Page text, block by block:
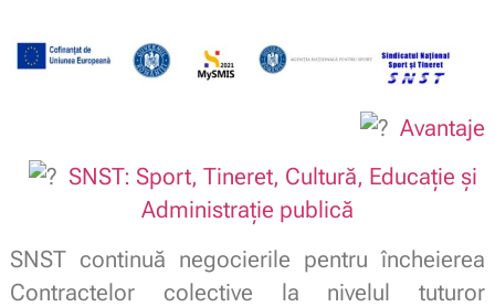
Avantaje
SNST: Sport, Tineret, Cultură, Educație și
Administrație publică
SNST continuă negocierile pentru încheierea
Contractelor colective la nivelul tuturor